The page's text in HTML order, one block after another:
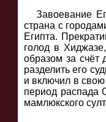
Завоевание
страна с
Египта.
голод в
образом за счёт
разделить его
и включил в свою
период распада
мамлюкского